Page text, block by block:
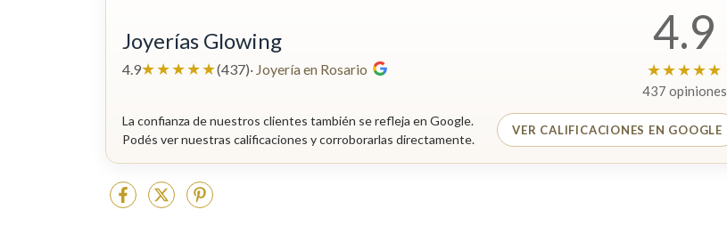
Joyerías Glowing
4.9★★★★★(437)· Joyería en Rosario
4.9
★★★★★
437 opiniones
La confianza de nuestros clientes también se refleja en Google.
Podés ver nuestras calificaciones y corroborarlas directamente.
VER CALIFICACIONES EN GOOGLE